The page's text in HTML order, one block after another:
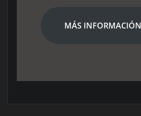
MÁS INFORMACIÓN